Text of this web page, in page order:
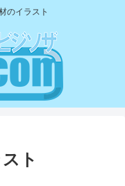
のイラスト
ト